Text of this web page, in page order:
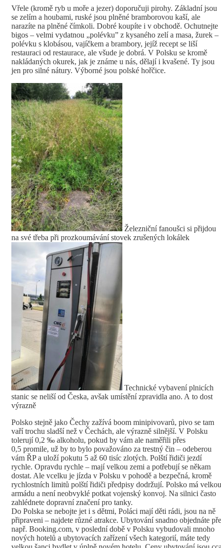
Vřele (kromě ryb u moře a jezer) doporučuji pirohy. Základní jsou
se zelím a houbami, ruské jsou plněné bramborovou kaší, ale
narazíte na plněné čímkoli. Dobré koupíte i v obchodě. Ochutnejte
bigos – velmi vydatnou „polévku” z kysaného zelí a masa, žurek –
polévku s klobásou, vajíčkem a brambory, jejíž recept se liší
restauraci od restaurace, ale všude je dobrá. V Polsku se kromě
nakládaných okurek, jak je známe u nás, dělají i kvašené. Ty jsou
jen pro silné nátury. Výborné jsou polské hořčice.
Železniční fanoušci si přijdou
na své třeba při prozkoumávání stovek zrušených lokálek
Technické vybavení plnicích
stanic se neliší od Česka, avšak umístění zpravidla ano. A to dost
výrazně
Polsko stejně jako Čechy zažívá boom minipivovarů, pivo se tam
vaří trochu sladší než v Čechách, ale výrazně silnější. V Polsku
tolerují 0,2 ‰ alkoholu, pokud by vám ale naměřili přes
0,5 promile, už by to bylo považováno za trestný čin – odeberou
vám ŘP a uloží pokutu 5 až 60 tisíc zlotých. Polští řidiči jezdí
rychle. Opravdu rychle – mají velkou zemi a potřebují se někam
dostat. Ale vcelku je jízda v Polsku v pohodě a bezpečná, kromě
rychlostních limitů polští řidiči předpisy dodržují. Polsko má velkou
armádu a není neobvyklé potkat vojenský konvoj. Na silnici často
zahlédnete dopravní značení pro tanky.
Do Polska se nebojte jet i s dětmi, Poláci mají děti rádi, jsou na ně
připraveni – najdete různé atrakce. Ubytování snadno objednáte
např. Booking.com, v poslední době v Polsku vybudovali mnoho
nových hotelů a ubytovacích zařízení všech kategorií, máte tedy